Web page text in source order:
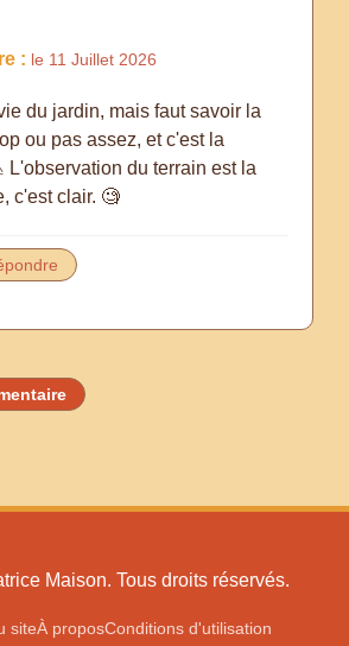
: le 11 Juillet 2026
du jardin, mais faut savoir la
ou pas assez, et c'est la
L'observation du terrain est la
c'est clair. 🧐
Maison. Tous droits réservés.
siteÀ proposConditions d'utilisation